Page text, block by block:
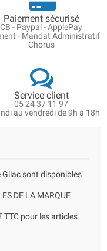
Paiement sécurisé
CB - Paypal - ApplePay
- Mandat Administratif
Chorus
Service client
05 24 37 11 97
au vendredi de 9h à 18h
Gilac sont disponibles
DE LA MARQUE
pour les articles